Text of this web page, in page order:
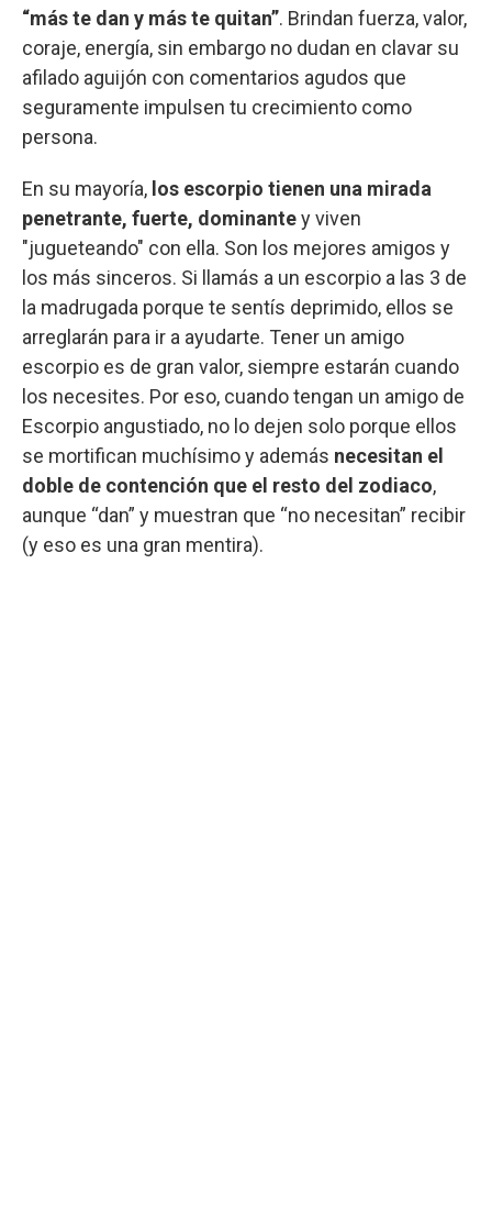
“más te dan y más te quitan”. Brindan fuerza, valor,
coraje, energía, sin embargo no dudan en clavar su
afilado aguijón con comentarios agudos que
seguramente impulsen tu crecimiento como
persona.
En su mayoría, los escorpio tienen una mirada
penetrante, fuerte, dominantey viven
"jugueteando" con ella. Son los mejores amigos y
los más sinceros. Si llamás a un escorpio a las 3 de
la madrugada porque te sentís deprimido, ellos se
arreglarán para ir a ayudarte. Tener un amigo
escorpio es de gran valor, siempre estarán cuando
los necesites. Por eso, cuando tengan un amigo de
Escorpio angustiado, no lo dejen solo porque ellos
se mortifican muchísimo y además necesitan el
doble de contención que el resto del zodiaco,
aunque “dan” y muestran que “no necesitan” recibir
(y eso es una gran mentira).